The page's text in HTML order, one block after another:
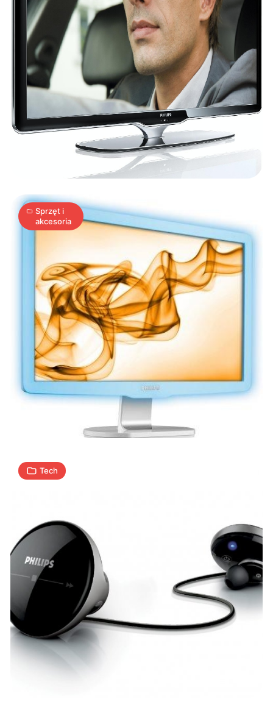
Sprzęt i
akcesoria
22-
calowy
monitor
zmniejszający
zmęczenie
1
Tech
Dotykowe
sterowanie
zestawem
głośnomówiącym
25.02.2009 |
2
min